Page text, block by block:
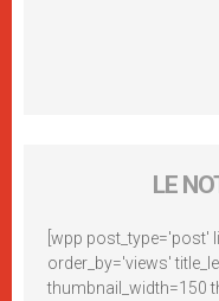
LE
[wpp post_type='post'
order_by='views'
thumbnail_width=150